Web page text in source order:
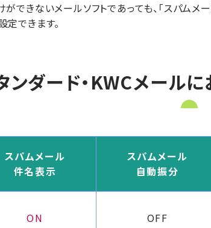
できないメールソフトであっても、「スパム
できます。
ンダード・KWCメール
スパムメール
件名表示
スパムメール
自動振分
ON OFF